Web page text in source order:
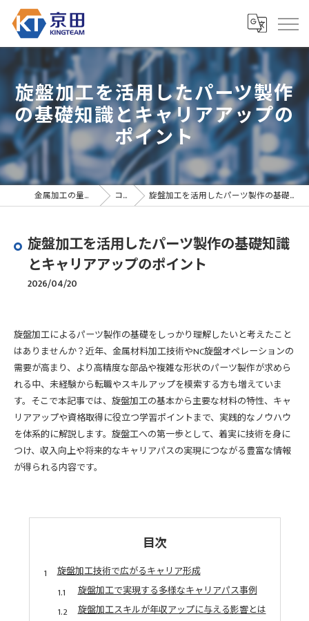
旋盤加工を活用したパーツ製作
の基礎知識とキャリアアップの
ポイント
金属加工の量産なら京田精密 コラム 旋盤加工を活用したパーツ製作の基礎知識とキャリアアップのポイント
旋盤加工を活用したパーツ製作の基礎知識
とキャリアアップのポイント
2026/04/20
旋盤加工によるパーツ製作の基礎をしっかり理解したいと考えたこと
はありませんか？近年、金属材料加工技術やNC旋盤オペレーションの
需要が高まり、より高精度な部品や複雑な形状のパーツ製作が求めら
れる中、未経験から転職やスキルアップを模索する方も増えていま
す。そこで本記事では、旋盤加工の基本から主要な材料の特性、キャ
リアアップや資格取得に役立つ学習ポイントまで、実践的なノウハウ
を体系的に解説します。旋盤工への第一歩として、着実に技術を身に
つけ、収入向上や将来的なキャリアパスの実現につながる豊富な情報
が得られる内容です。
目次
旋盤加工技術で広がるキャリア形成
旋盤加工で実現する多様なキャリアパス事例
旋盤加工スキルが年収アップに与える影響とは